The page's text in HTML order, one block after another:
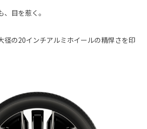
目を惹く。
径の20インチアルミホイールの精悍さを印